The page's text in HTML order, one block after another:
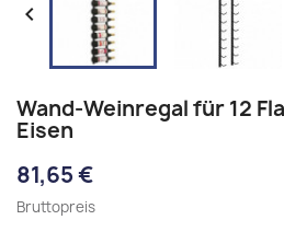

Wand-Weinregal für 12
Eisen
81,65 €
Bruttopreis